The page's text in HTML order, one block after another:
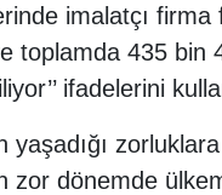
imalatçı firma
toplamda 435 bin
ifadelerini
yaşadığı
zor dönemde